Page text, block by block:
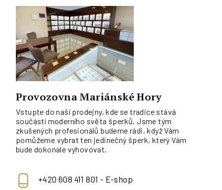
Provozovna Mariánské Hory
Vstupte do naší prodejny, kde se tradice stává
součástí moderního světa šperků. Jsme tým
zkušených profesionálů budeme rádi, když Vám
pomůžeme vybrat ten jedinečný šperk, který Vám
bude dokonale vyhovovat.
+420 608 411 801 - E-shop